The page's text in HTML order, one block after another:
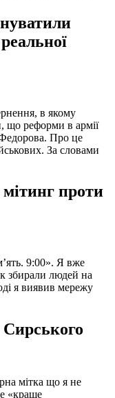
в якому
що реформи в армії
Федорова. Про це
За словами
проти
9:00». Я вже
збирали людей на
я виявив мережу
Сирського
мітка що я не
«краще